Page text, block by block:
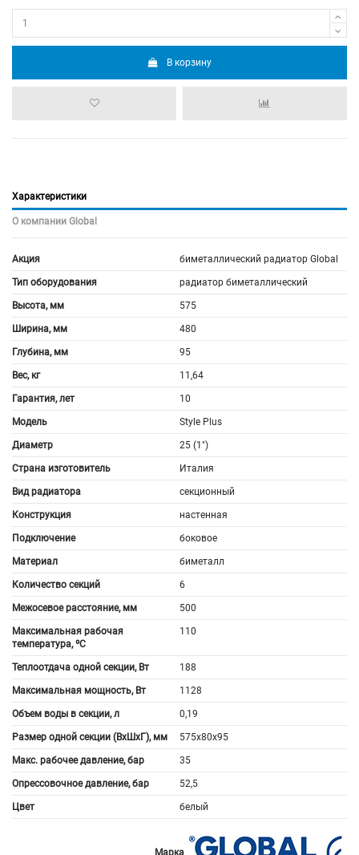
В корзину
Характеристики
О компании Global
Акция биметаллический радиатор Global
Тип оборудования радиатор биметаллический
Высота, мм 575
Ширина, мм 480
Глубина, мм 95
Вес, кг 11,64
Гарантия, лет 10
Модель Style Plus
Диаметр 25 (1")
Страна изготовитель Италия
Вид радиатора секционный
Конструкция настенная
Подключение боковое
Материал биметалл
Количество секций 6
Межосевое расстояние, мм 500
Максимальная рабочая
температура, ºС
110
Теплоотдача одной секции, Вт 188
Максимальная мощность, Вт 1128
Объем воды в секции, л 0,19
Размер одной секции (ВхШхГ), мм 575x80x95
Макс. рабочее давление, бар 35
Опрессовочное давление, бар 52,5
Цвет белый
Марка